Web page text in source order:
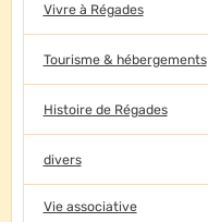
Vivre à Régades
Tourisme & hébergements
Histoire de Régades
divers
Vie associative